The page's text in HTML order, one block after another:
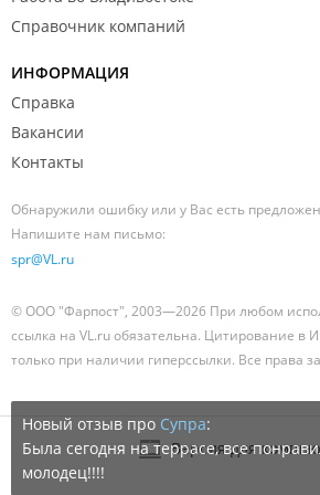
Новый отзыв про Супра:
Была сегодня на террасе, все
молодец!!!!
Справочник компаний
ИНФОРМАЦИЯ
Справка
Вакансии
Контакты
Обнаружили ошибку или у Вас есть
Напишите нам письмо:
spr@VL.ru
© ООО "Фарпост", 2003—2026 При любом
ссылка на VL.ru обязательна. Цитирование в
только при наличии гиперссылки. Все права
Версия для